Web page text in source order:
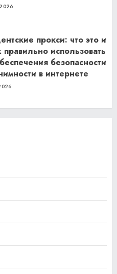
прокси: что это и
правильно использовать
безопасности
в интернете